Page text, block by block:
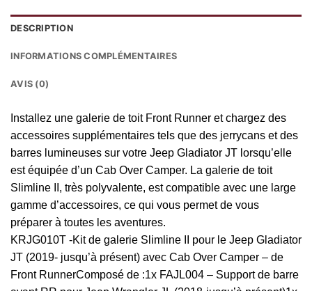
DESCRIPTION
INFORMATIONS COMPLÉMENTAIRES
AVIS (0)
Installez une galerie de toit Front Runner et chargez des
accessoires supplémentaires tels que des jerrycans et des
barres lumineuses sur votre Jeep Gladiator JT lorsqu’elle
est équipée d’un Cab Over Camper. La galerie de toit
Slimline II, très polyvalente, est compatible avec une large
gamme d’accessoires, ce qui vous permet de vous
préparer à toutes les aventures.
KRJG010T -Kit de galerie Slimline II pour le Jeep Gladiator
JT (2019- jusqu’à présent) avec Cab Over Camper – de
Front RunnerComposé de :1x FAJL004 – Support de barre